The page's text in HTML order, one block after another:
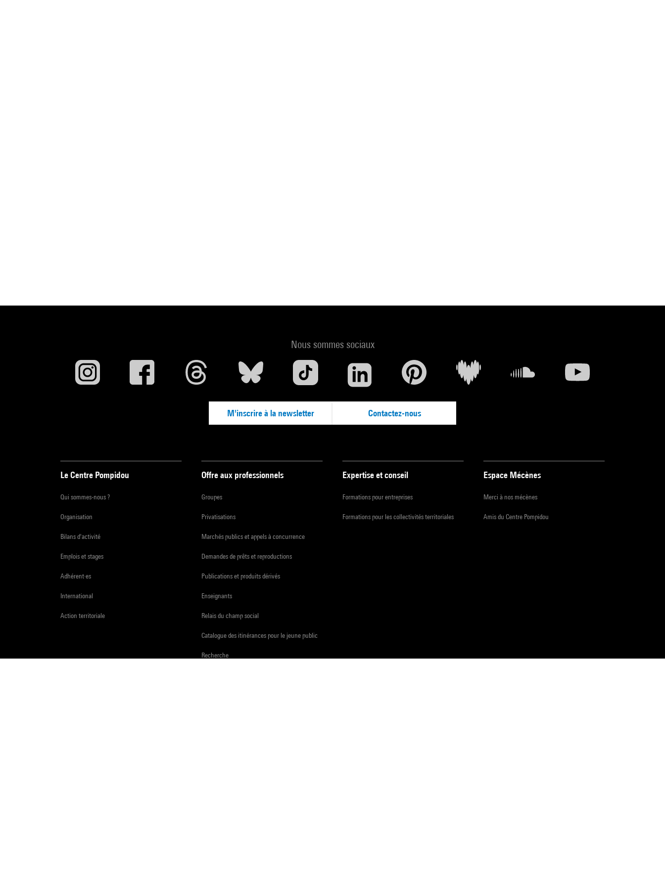
Nous sommes sociaux
M'inscrire à la newsletter Contactez-nous
Le Centre Pompidou
Qui sommes-nous ?
Organisation
Bilans d'activité
Emplois et stages
Adhérent·es
International
Action territoriale
Offre aux professionnels
Groupes
Privatisations
Marchés publics et appels à concurrence
Demandes de prêts et reproductions
Publications et produits dérivés
Enseignants
Relais du champ social
Catalogue des itinérances pour le jeune public
Recherche
Expertise et conseil
Formations pour entreprises
Formations pour les collectivités territoriales
Espace Mécènes
Merci à nos mécènes
Amis du Centre Pompidou